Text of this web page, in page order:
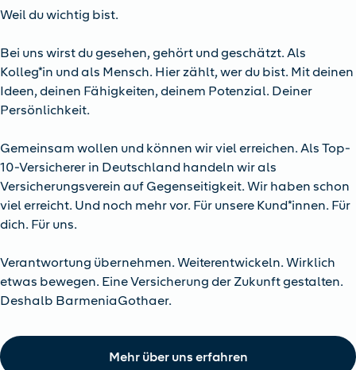
Weil du wichtig bist.
Bei uns wirst du gesehen, gehört und geschätzt. Als
Kolleg*in und als Mensch. Hier zählt, wer du bist. Mit deinen
Ideen, deinen Fähigkeiten, deinem Potenzial. Deiner
Persönlichkeit.
Gemeinsam wollen und können wir viel erreichen. Als Top-
10-Versicherer in Deutschland handeln wir als
Versicherungsverein auf Gegenseitigkeit. Wir haben schon
viel erreicht. Und noch mehr vor. Für unsere Kund*innen. Für
dich. Für uns.
Verantwortung übernehmen. Weiterentwickeln. Wirklich
etwas bewegen. Eine Versicherung der Zukunft gestalten.
Deshalb BarmeniaGothaer.
Mehr über uns erfahren